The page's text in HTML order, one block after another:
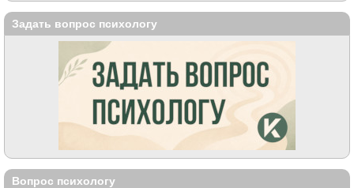
Задать вопрос психологу
Вопрос психологу